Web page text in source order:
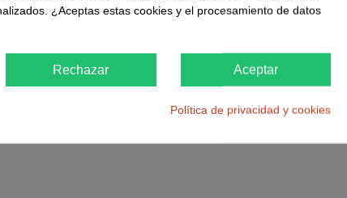
en el módulo GY‑BMI160 se admite típicamente 3–5 V
con acelerómetro y giroscopio activos en modo normal.
3,4 MHz. SPI hasta 10 MHz.
de muestras y reducción de carga en el
6D, paso a paso (step counter), any‑motion/
¿Aceptas estas cookies y el procesamiento de datos
Rechazar Aceptar
Política de privacidad y cookies